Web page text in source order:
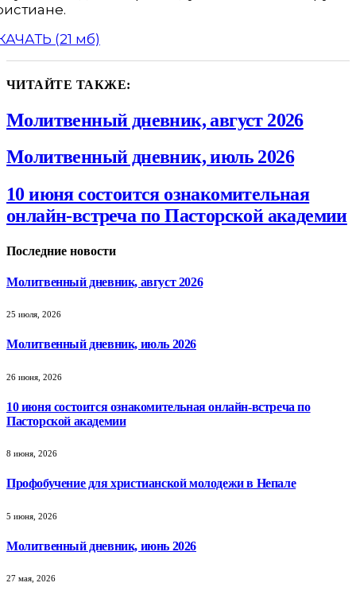
(21 мб)
ЧИТАЙТЕ ТАКЖЕ:
Молитвенный дневник, август 2026
Молитвенный дневник, июль 2026
10 июня состоится ознакомительная
онлайн-встреча по Пасторской академии
Последние новости
Молитвенный дневник, август 2026
25 июля, 2026
Молитвенный дневник, июль 2026
26 июня, 2026
10 июня состоится ознакомительная онлайн-встреча по
Пасторской академии
8 июня, 2026
Профобучение для христианской молодежи в Непале
5 июня, 2026
Молитвенный дневник, июнь 2026
27 мая, 2026